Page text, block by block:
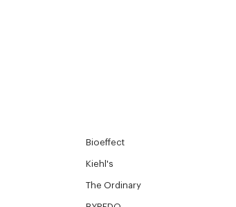
Bioeffect
Kiehl's
The Ordinary